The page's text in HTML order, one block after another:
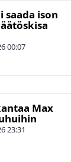
saada ison
00:07
Max
23:31